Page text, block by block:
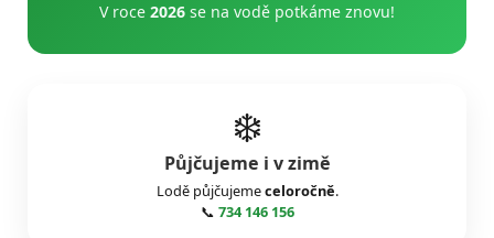
V roce 2026 se na vodě potkáme znovu!
❄️
Půjčujeme i v zimě
Lodě půjčujemeceloročně.
📞 734 146 156